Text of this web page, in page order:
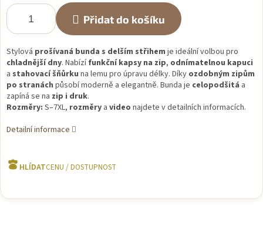
Přidat do košíku
Stylová prošívaná bunda s delším střihem je ideální volbou pro
chladnější dny. Nabízífunkční kapsy na zip, odnímatelnou kapuci
a stahovací šňůrku na lemu pro úpravu délky. Díky ozdobným zipům
po stranách působí moderně a elegantně. Bunda je celopodšitá a
zapíná se na zip i druk.
Rozměry: S–7XL, rozměry a video najdete v detailních informacích.
Detailní informace
HLÍDAT